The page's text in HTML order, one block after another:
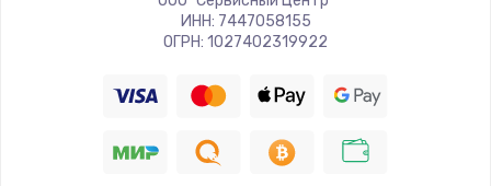
Замена ТЭНа
Заказать
Замена шнура
ИНН: 7447058155
ОГРН: 1027402319922